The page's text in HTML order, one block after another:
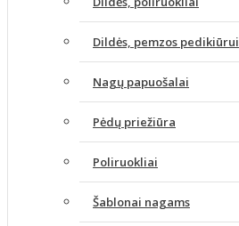
Dildės, pemzos pedikiūrui
Nagų papuošalai
Pėdų priežiūra
Poliruokliai
Šablonai nagams